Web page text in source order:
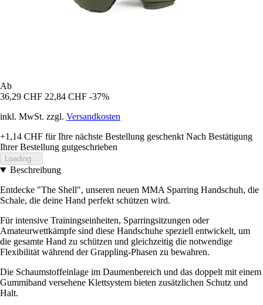
Ab
36,29 CHF 22,84 CHF -37%
inkl. MwSt. zzgl. Versandkosten
+1,14 CHF für Ihre nächste Bestellung geschenkt Nach Bestätigung
Ihrer Bestellung gutgeschrieben
Loading...
Beschreibung
Entdecke "The Shell", unseren neuen MMA Sparring Handschuh, die
Schale, die deine Hand perfekt schützen wird.
Für intensive Trainingseinheiten, Sparringsitzungen oder
Amateurwettkämpfe sind diese Handschuhe speziell entwickelt, um
die gesamte Hand zu schützen und gleichzeitig die notwendige
Flexibilität während der Grappling-Phasen zu bewahren.
Die Schaumstoffeinlage im Daumenbereich und das doppelt mit einem
Gummiband versehene Klettsystem bieten zusätzlichen Schutz und
Halt.